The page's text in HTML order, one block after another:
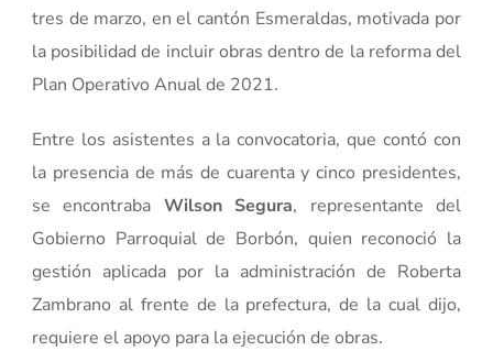
tres de marzo, en el cantón Esmeraldas, motivada por
la posibilidad de incluir obras dentro de la reforma del
Plan Operativo Anual de 2021.
Entre los asistentes a la convocatoria, que contó con
la presencia de más de cuarenta y cinco presidentes,
se encontraba Wilson Segura, representante del
Gobierno Parroquial de Borbón, quien reconoció la
gestión aplicada por la administración de Roberta
Zambrano al frente de la prefectura, de la cual dijo,
requiere el apoyo para la ejecución de obras.